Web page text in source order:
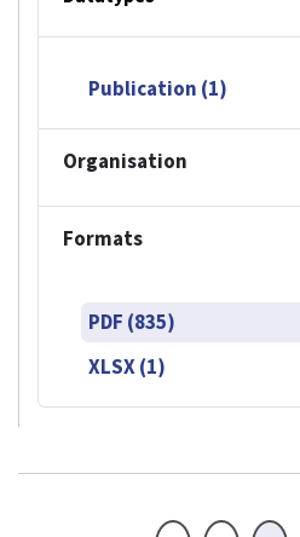
Publication (1)
Organisation
Formats
PDF (835)
XLSX (1)